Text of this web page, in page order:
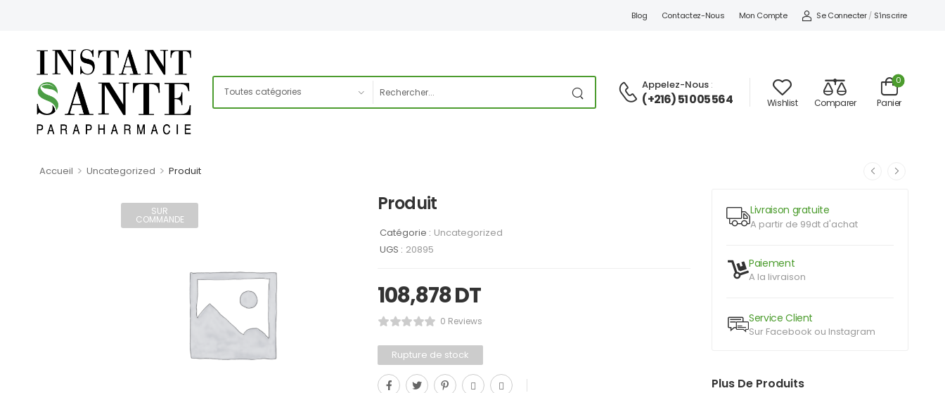
Blog Contactez-Nous Mon Compte Se Connecter / S'inscrire
Appelez-Nous :
(+216) 51 005 564 Wishlist Comparer Panier
0
Accueil > Uncategorized > Produit
Livraison gratuite
A partir de 99dt d'achat
Paiement
A la livraison
Service Client
Sur Facebook ou Instagram
Plus De Produits
SUR
COMMANDE
Produit
Catégorie : Uncategorized
UGS : 20895
108,878DT
0 Reviews
Rupture de stock